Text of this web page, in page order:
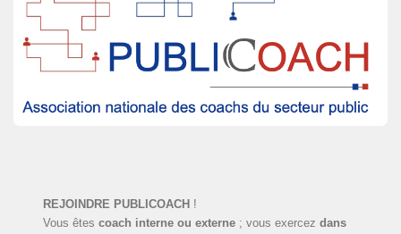
REJOINDRE PUBLICOACH !
Vous êtescoach interne ou externe ; vous exercezdans